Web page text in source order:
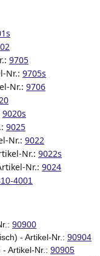
9705
Nr.: 9705s
Nr.: 9706
9020s
9025
Nr.: 9022
Nr.: 9022s
Nr.: 9024
4001
90900
- Artikel-Nr.: 90904
Artikel-Nr.: 90905